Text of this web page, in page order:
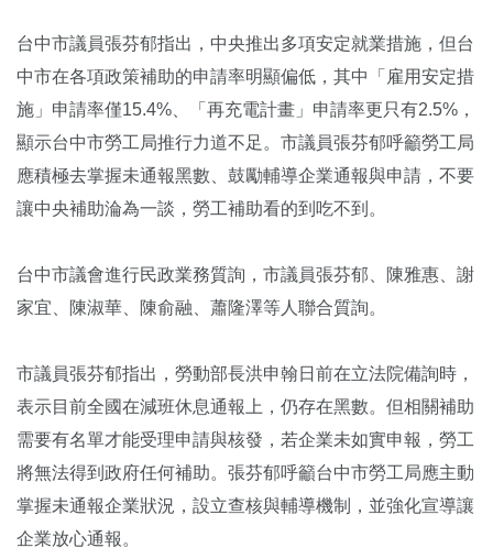
台中市議員張芬郁指出，中央推出多項安定就業措施，但台
中市在各項政策補助的申請率明顯偏低，其中「雇用安定措
施」申請率僅15.4%、「再充電計畫」申請率更只有2.5%，
顯示台中市勞工局推行力道不足。市議員張芬郁呼籲勞工局
應積極去掌握未通報黑數、鼓勵輔導企業通報與申請，不要
讓中央補助淪為一談，勞工補助看的到吃不到。
台中市議會進行民政業務質詢，市議員張芬郁、陳雅惠、謝
家宜、陳淑華、陳俞融、蕭隆澤等人聯合質詢。
市議員張芬郁指出，勞動部長洪申翰日前在立法院備詢時，
表示目前全國在減班休息通報上，仍存在黑數。但相關補助
需要有名單才能受理申請與核發，若企業未如實申報，勞工
將無法得到政府任何補助。張芬郁呼籲台中市勞工局應主動
掌握未通報企業狀況，設立查核與輔導機制，並強化宣導讓
企業放心通報。